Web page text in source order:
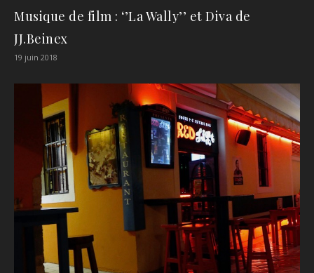
Musique de film : ‘’La Wally’’ et Diva de
JJ.Beinex
19 juin 2018